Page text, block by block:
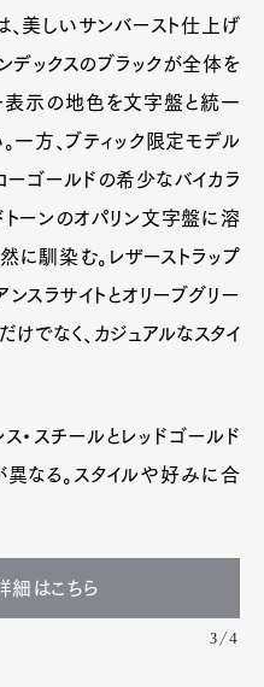
美しいサンバースト仕上げ
デックスのブラックが全体を
表示の地色を文字盤と統一
一方、ブティック限定モデル
ーゴールドの希少なバイカラ
トーンのオパリン文字盤に溶
に馴染む。レザーストラップ
スラサイトとオリーブグリー
けでなく、カジュアルなスタイ
・スチールとレッドゴールド
なる。スタイルや好みに合
詳細はこちら
3/4